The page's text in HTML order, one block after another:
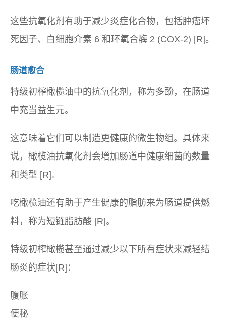
这些抗氧化剂有助于减少炎症化合物，包括肿瘤坏
死因子、白细胞介素 6 和环氧合酶 2 (COX-2) [R]。
肠道愈合
特级初榨橄榄油中的抗氧化剂，称为多酚，在肠道
中充当益生元。
这意味着它们可以制造更健康的微生物组。具体来
说，橄榄油抗氧化剂会增加肠道中健康细菌的数量
和类型 [R]。
吃橄榄油还有助于产生健康的脂肪来为肠道提供燃
料，称为短链脂肪酸 [R]。
特级初榨橄榄甚至通过减少以下所有症状来减轻结
肠炎的症状[R]：
腹胀
便秘